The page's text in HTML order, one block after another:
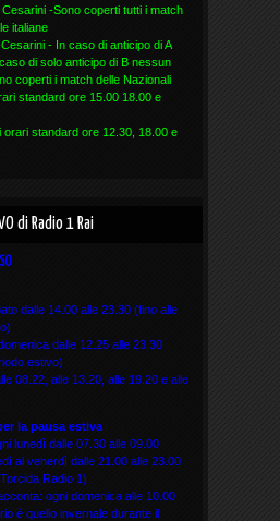
-Sono coperti tutti i match
italiane
- In caso di anticipo di A
di solo anticipo di B nessun
coperti i match delle Nazionali
standard ore 15.00 18.00 e
orari standard ore 12.30, 18.00 e
di Radio 1 Rai
dalle 14.00 alle 23.30 (fino alle
dalle 12.25 alle 23.30
estivo)
08.22, alle 13.20, alle 19.20 e alle
la pausa estiva
lunedì dalle 07.30 alle 09.00
al venerdì dalle 21.00 alle 23.00
Radio 1)
ogni domenica alle 10.00
è quello invernale durante il